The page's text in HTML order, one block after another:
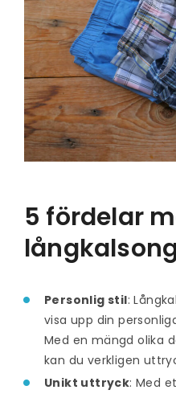
5 fördelar
Personlig stil:
visa upp din
Med en mängd olika
kan du verkligen
Unikt uttryck: Med